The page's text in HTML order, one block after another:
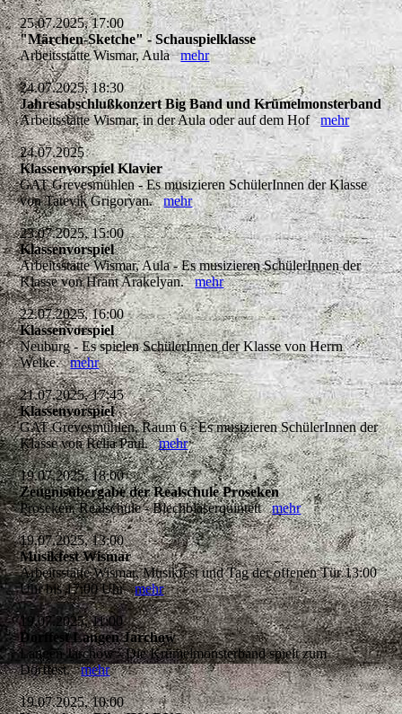
25.07.2025, 17:00
"Märchen-Sketche" - Schauspielklasse
Arbeitsstätte Wismar, Aulamehr
24.07.2025, 18:30
Jahresabschlußkonzert Big Band und Krümelmonsterband
Arbeitsstätte Wismar, in der Aula oder auf dem Hofmehr
24.07.2025
Klassenvorspiel Klavier
GAT Grevesmühlen - Es musizieren SchülerInnen der Klasse
von Tatevik Grigoryan.mehr
23.07.2025, 15:00
Klassenvorspiel
Arbeitsstätte Wismar, Aula - Es musizieren SchülerInnen der
Klasse von Hrant Arakelyan.mehr
22.07.2025, 16:00
Klassenvorspiel
Neuburg - Es spielen SchülerInnen der Klasse von Herrn
Welke.mehr
21.07.2025, 17:45
Klassenvorspiel
GAT Grevesmühlen, Raum 6 - Es musizieren SchülerInnen der
Klasse von Relia Paul.mehr
19.07.2025, 18:00
Zeugnisübergabe der Realschule Proseken
Proseken, Realschule - Blechbläserquintettmehr
19.07.2025, 13:00
Musikfest Wismar
Arbeitsstätte Wismar, Musikfest und Tag der offenen Tür 13:00
Uhr bis 17:00 Uhrmehr
19.07.2025, 11:00
Dorffest Langen Jarchow
Langen Jarchow - Die Krümelmonsterband spielt zum
Dorffest.mehr
19.07.2025, 10:00